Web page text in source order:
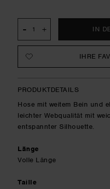
- +
IHRE
PRODUKTDETAILS
Hose mit weitem Bein und
leichter Webqualität mit
entspannter Silhouette.
Länge
Volle Länge
Taille